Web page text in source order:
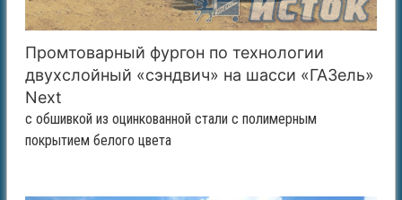
Промтоварный фургон по технологии
двухслойный «сэндвич» на шасси «ГАЗель»
Next
с обшивкой из оцинкованной стали с полимерным
покрытием белого цвета